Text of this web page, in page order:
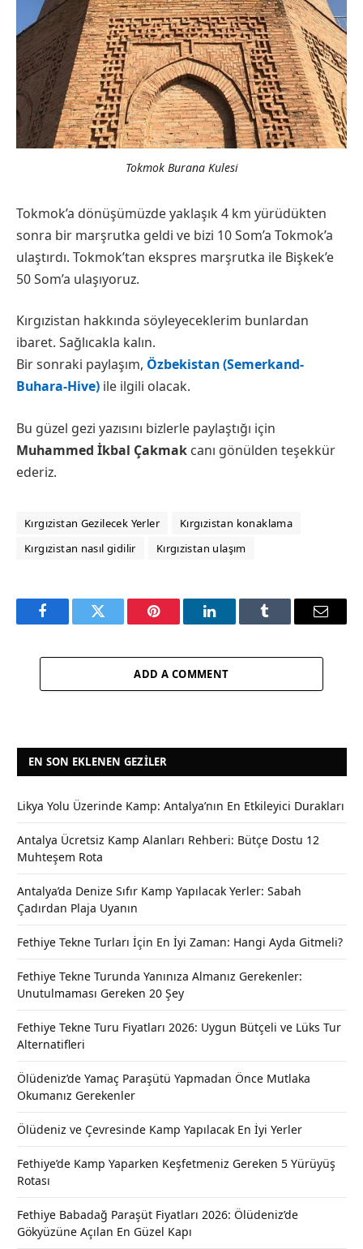
Tokmok Burana Kulesi
Tokmok’a dönüşümüzde yaklaşık 4 km yürüdükten
sonra bir marşrutka geldi ve bizi 10 Som’a Tokmok’a
ulaştırdı. Tokmok’tan ekspres marşrutka ile Bişkek’e
50 Som’a ulaşıyoruz.
Kırgızistan hakkında söyleyeceklerim bunlardan
ibaret. Sağlıcakla kalın.
Bir sonraki paylaşım, Özbekistan (Semerkand-
Buhara-Hive) ile ilgili olacak.
Bu güzel gezi yazısını bizlerle paylaştığı için
Muhammed İkbal Çakmak ‎ canı gönülden teşekkür
ederiz.
Kırgızistan Gezilecek Yerler
Kırgızistan konaklama
Kırgızistan nasıl gidilir
Kırgızistan ulaşım
FacebookTwitter Pinterest LinkedInTumblr Email
ADD A COMMENT
EN SON EKLENEN GEZILER
Likya Yolu Üzerinde Kamp: Antalya’nın En Etkileyici Durakları
Antalya Ücretsiz Kamp Alanları Rehberi: Bütçe Dostu 12
Muhteşem Rota
Antalya’da Denize Sıfır Kamp Yapılacak Yerler: Sabah
Çadırdan Plaja Uyanın
Fethiye Tekne Turları İçin En İyi Zaman: Hangi Ayda Gitmeli?
Fethiye Tekne Turunda Yanınıza Almanız Gerekenler:
Unutulmaması Gereken 20 Şey
Fethiye Tekne Turu Fiyatları 2026: Uygun Bütçeli ve Lüks Tur
Alternatifleri
Ölüdeniz’de Yamaç Paraşütü Yapmadan Önce Mutlaka
Okumanız Gerekenler
Ölüdeniz ve Çevresinde Kamp Yapılacak En İyi Yerler
Fethiye’de Kamp Yaparken Keşfetmeniz Gereken 5 Yürüyüş
Rotası
Fethiye Babadağ Paraşüt Fiyatları 2026: Ölüdeniz’de
Gökyüzüne Açılan En Güzel Kapı